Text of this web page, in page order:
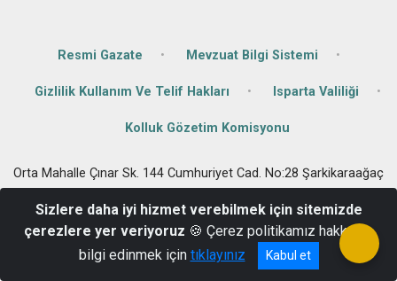
Resmi Gazate Mevzuat Bilgi Sistemi
Gizlilik Kullanım Ve Telif Hakları Isparta Valiliği
Kolluk Gözetim Komisyonu
Orta Mahalle Çınar Sk. 144 Cumhuriyet Cad. No:28 Şarkikaraağaç
0 246 411 40 11
Sizlere daha iyi hizmet verebilmek için sitemizde
çerezlere yer veriyoruz 🍪 Çerez politikamız hakkında
bilgi edinmek için tıklayınız Kabul et